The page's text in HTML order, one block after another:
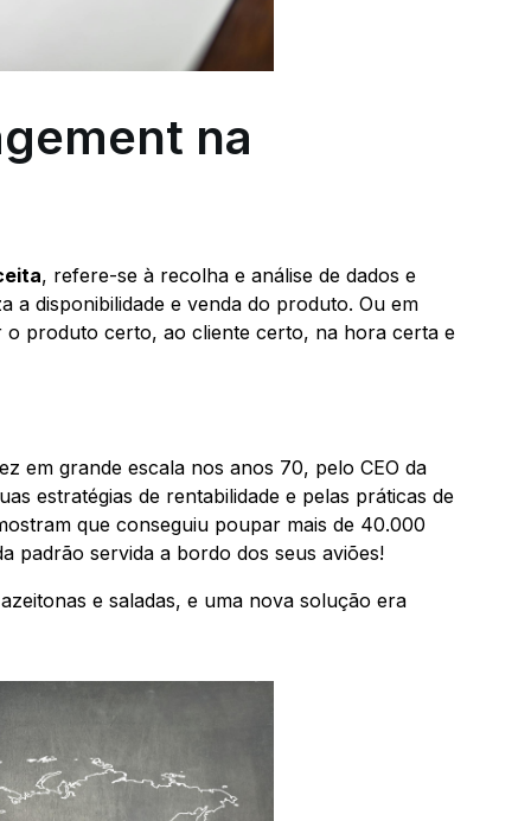
na
, refere-se à recolha e análise de dados e
a disponibilidade e venda do produto. Ou em
o produto certo, ao cliente certo, na hora certa e
em grande escala nos anos 70, pelo CEO da
estratégias de rentabilidade e pelas práticas de
que conseguiu poupar mais de 40.000
padrão servida a bordo dos seus aviões!
e saladas, e uma nova solução era